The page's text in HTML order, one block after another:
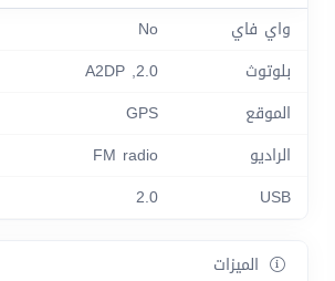
واي فاي
No
بلوتوث
2.0, A2DP
الموقع
GPS
الراديو
FM radio
USB
2.0
الميزات